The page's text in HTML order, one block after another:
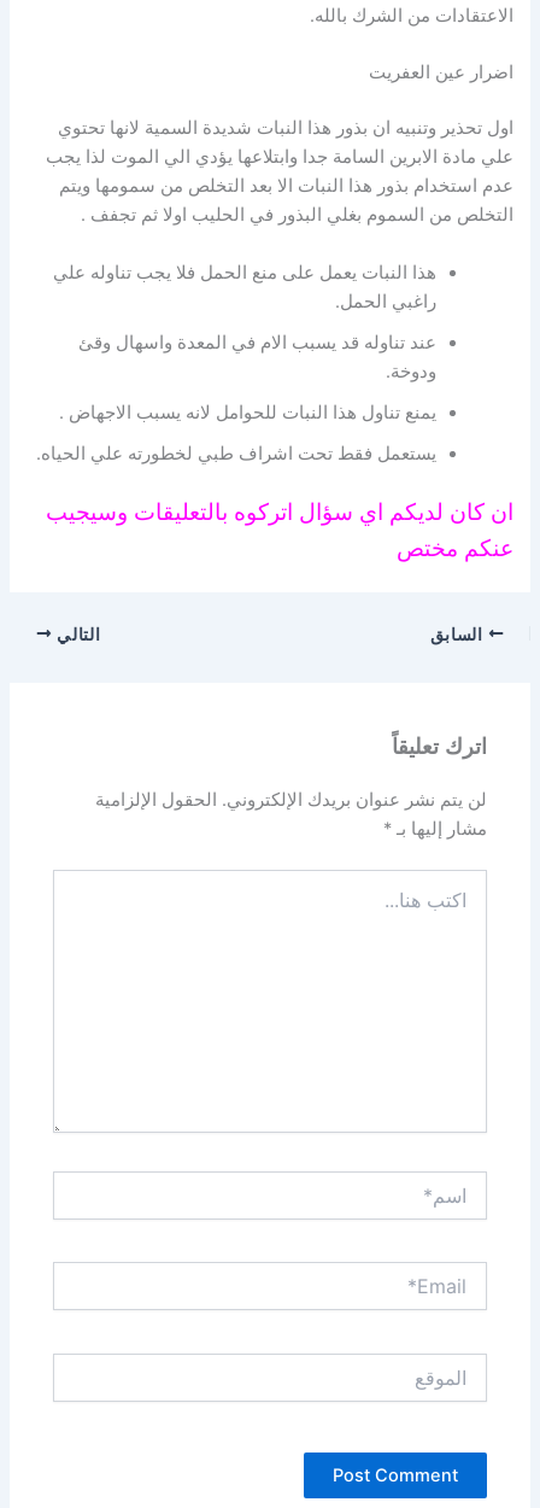
الاعتقادات من الشرك بالله.
اضرار عين العفريت
اول تحذير وتنبيه ان بذور هذا النبات شديدة السمية لانها تحتوي
علي مادة الابرين السامة جدا وابتلاعها يؤدي الي الموت لذا يجب
عدم استخدام بذور هذا النبات الا بعد التخلص من سمومها ويتم
التخلص من السموم بغلي البذور في الحليب اولا ثم تجفف .
هذا النبات يعمل على منع الحمل فلا يجب تناوله علي
راغبي الحمل.
عند تناوله قد يسبب الام في المعدة واسهال وقئ
ودوخة.
يمنع تناول هذا النبات للحوامل لانه يسبب الاجهاض .
يستعمل فقط تحت اشراف طبي لخطورته علي الحياه.
ان كان لديكم اي سؤال اتركوه بالتعليقات وسيجيب
عنكم مختص
السابق التالي
اترك تعليقاً
لن يتم نشر عنوان بريدك الإلكتروني. الحقول الإلزامية
مشار إليها بـ*
هنا...